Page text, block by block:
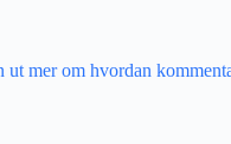
ut mer om hvordan